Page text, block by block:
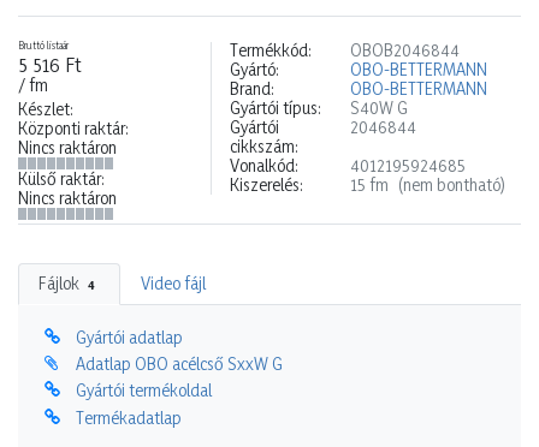
Bruttó listaár
5 516 Ft
/ fm
Készlet:
Központi raktár:
Nincs raktáron
Külső raktár:
Nincs raktáron
Termékkód:
OBOB2046844
Gyártó:
OBO-BETTERMANN
Brand:
OBO-BETTERMANN
Gyártói típus:
S40W G
Gyártói
cikkszám:
2046844
Vonalkód:
4012195924685
Kiszerelés:
15 fm (nem bontható)
Fájlok 4 Video fájl
Gyártói adatlap
Adatlap OBO acélcső SxxW G
Gyártói termékoldal
Termékadatlap